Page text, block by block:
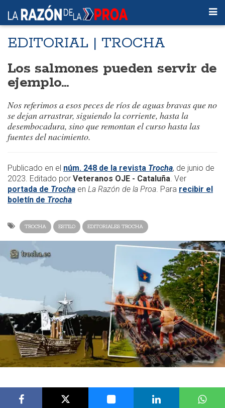
EDITORIAL | TROCHA
Los salmones pueden servir de
ejemplo…
Nos referimos a esos peces de ríos de aguas bravas que no
se dejan arrastrar, siguiendo la corriente, hasta la
desembocadura, sino que remontan el curso hasta las
fuentes del nacimiento.
Publicado en el núm. 248 de la revista Trocha, de junio de
2023. Editado por Veteranos OJE - Cataluña. Ver
portada de Trocha en La Razón de la Proa. Para recibir el
boletín de Trocha
TROCHA ESTILO EDITORIALES TROCHA